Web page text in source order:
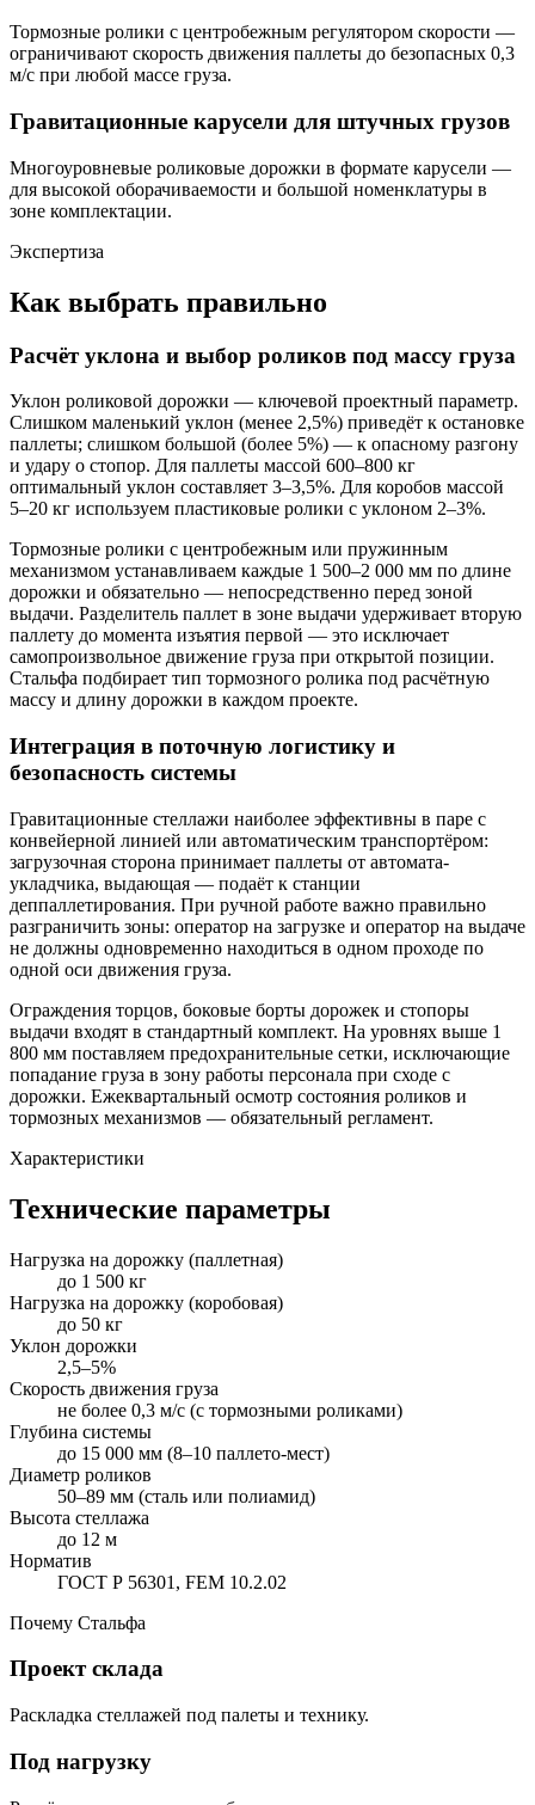
Тормозные ролики с центробежным регулятором скорости —
ограничивают скорость движения паллеты до безопасных 0,3
м/с при любой массе груза.
Гравитационные карусели для штучных грузов
Многоуровневые роликовые дорожки в формате карусели —
для высокой оборачиваемости и большой номенклатуры в
зоне комплектации.
Экспертиза
Как выбрать правильно
Расчёт уклона и выбор роликов под массу груза
Уклон роликовой дорожки — ключевой проектный параметр.
Слишком маленький уклон (менее 2,5%) приведёт к остановке
паллеты; слишком большой (более 5%) — к опасному разгону
и удару о стопор. Для паллеты массой 600–800 кг
оптимальный уклон составляет 3–3,5%. Для коробов массой
5–20 кг используем пластиковые ролики с уклоном 2–3%.
Тормозные ролики с центробежным или пружинным
механизмом устанавливаем каждые 1 500–2 000 мм по длине
дорожки и обязательно — непосредственно перед зоной
выдачи. Разделитель паллет в зоне выдачи удерживает вторую
паллету до момента изъятия первой — это исключает
самопроизвольное движение груза при открытой позиции.
Стальфа подбирает тип тормозного ролика под расчётную
массу и длину дорожки в каждом проекте.
Интеграция в поточную логистику и
безопасность системы
Гравитационные стеллажи наиболее эффективны в паре с
конвейерной линией или автоматическим транспортёром:
загрузочная сторона принимает паллеты от автомата-
укладчика, выдающая — подаёт к станции
деппаллетирования. При ручной работе важно правильно
разграничить зоны: оператор на загрузке и оператор на выдаче
не должны одновременно находиться в одном проходе по
одной оси движения груза.
Ограждения торцов, боковые борты дорожек и стопоры
выдачи входят в стандартный комплект. На уровнях выше 1
800 мм поставляем предохранительные сетки, исключающие
попадание груза в зону работы персонала при сходе с
дорожки. Ежеквартальный осмотр состояния роликов и
тормозных механизмов — обязательный регламент.
Характеристики
Технические параметры
Нагрузка на дорожку (паллетная)
до 1 500 кг
Нагрузка на дорожку (коробовая)
до 50 кг
Уклон дорожки
2,5–5%
Скорость движения груза
не более 0,3 м/с (с тормозными роликами)
Глубина системы
до 15 000 мм (8–10 паллето-мест)
Диаметр роликов
50–89 мм (сталь или полиамид)
Высота стеллажа
до 12 м
Норматив
ГОСТ Р 56301, FEM 10.2.02
Почему Стальфа
Проект склада
Раскладка стеллажей под палеты и технику.
Под нагрузку